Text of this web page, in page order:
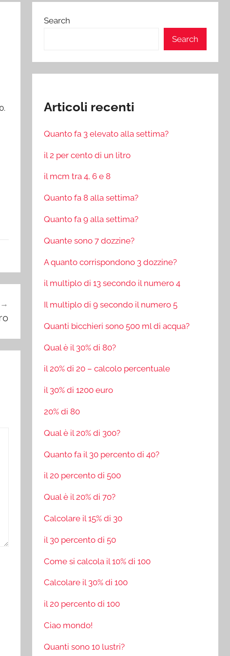
Search
Search
Articoli recenti
Quanto fa 3 elevato alla settima?
il 2 per cento di un litro
il mcm tra 4, 6 e 8
Quanto fa 8 alla settima?
Quanto fa 9 alla settima?
Quante sono 7 dozzine?
A quanto corrispondono 3 dozzine?
il multiplo di 13 secondo il numero 4
Il multiplo di 9 secondo il numero 5
Quanti bicchieri sono 500 ml di acqua?
Qual è il 30% di 80?
il 20% di 20 – calcolo percentuale
il 30% di 1200 euro
20% di 80
Qual è il 20% di 300?
Quanto fa il 30 percento di 40?
il 20 percento di 500
Qual è il 20% di 70?
Calcolare il 15% di 30
il 30 percento di 50
Come si calcola il 10% di 100
Calcolare il 30% di 100
il 20 percento di 100
Ciao mondo!
Quanti sono 10 lustri?